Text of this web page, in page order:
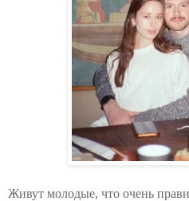
Живут молодые, что очень